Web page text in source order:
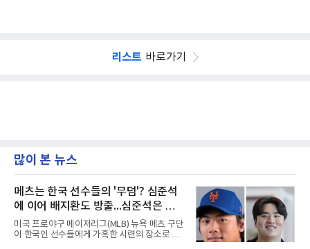
리스트 바로가기
많이 본 뉴스
메츠는 한국 선수들의 '무덤'? 심준석
에 이어 배지환도 방출...심준석은 이
미 귀국, 배지환은 미국 잔류할 듯
미국 프로야구 메이저리그(MLB) 뉴욕 메츠 구단
이 한국인 선수들에게 가혹한 시련의 장소로 전